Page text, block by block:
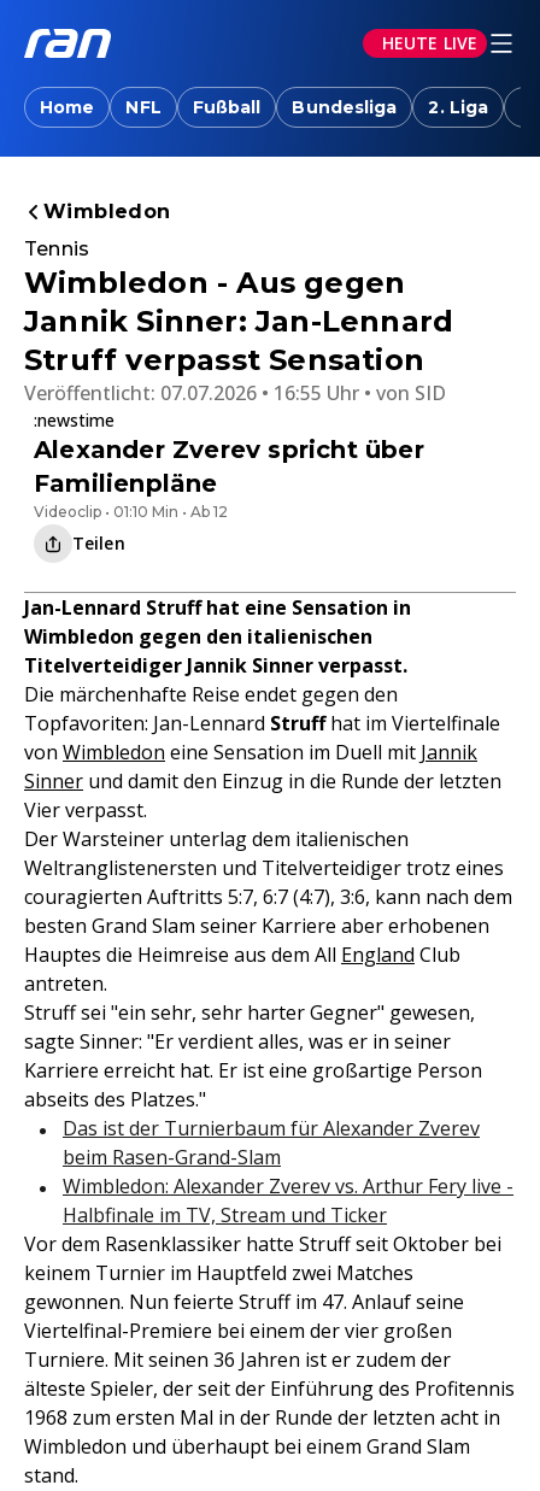
HEUTE LIVE
Home NFL Fußball Bundesliga 2. Liga
Wimbledon
Tennis
Wimbledon - Aus gegen
Jannik Sinner: Jan-Lennard
Struff verpasst Sensation
Veröffentlicht: 07.07.2026 • 16:55 Uhr von SID
:newstime
Alexander Zverev spricht über
Familienpläne
Videoclip • 01:10 Min • Ab 12
Teilen
Jan-Lennard Struff hat eine Sensation in
Wimbledon gegen den italienischen
Titelverteidiger Jannik Sinner verpasst.
Die märchenhafte Reise endet gegen den
Topfavoriten: Jan-Lennard Struffhat im Viertelfinale
von Wimbledon eine Sensation im Duell mit Jannik
Sinner und damit den Einzug in die Runde der letzten
Vier verpasst.
Der Warsteiner unterlag dem italienischen
Weltranglistenersten und Titelverteidiger trotz eines
couragierten Auftritts 5:7, 6:7 (4:7), 3:6, kann nach dem
besten Grand Slam seiner Karriere aber erhobenen
Hauptes die Heimreise aus dem All England Club
antreten.
Struff sei "ein sehr, sehr harter Gegner" gewesen,
sagte Sinner: "Er verdient alles, was er in seiner
Karriere erreicht hat. Er ist eine großartige Person
abseits des Platzes."
Das ist der Turnierbaum für Alexander Zverev
beim Rasen-Grand-Slam
Wimbledon: Alexander Zverev vs. Arthur Fery live -
Halbfinale im TV, Stream und Ticker
Vor dem Rasenklassiker hatte Struff seit Oktober bei
keinem Turnier im Hauptfeld zwei Matches
gewonnen. Nun feierte Struff im 47. Anlauf seine
Viertelfinal-Premiere bei einem der vier großen
Turniere. Mit seinen 36 Jahren ist er zudem der
älteste Spieler, der seit der Einführung des Profitennis
1968 zum ersten Mal in der Runde der letzten acht in
Wimbledon und überhaupt bei einem Grand Slam
stand.